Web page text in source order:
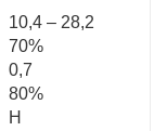
10,4 – 28,2
70%
0,7
80%
Н